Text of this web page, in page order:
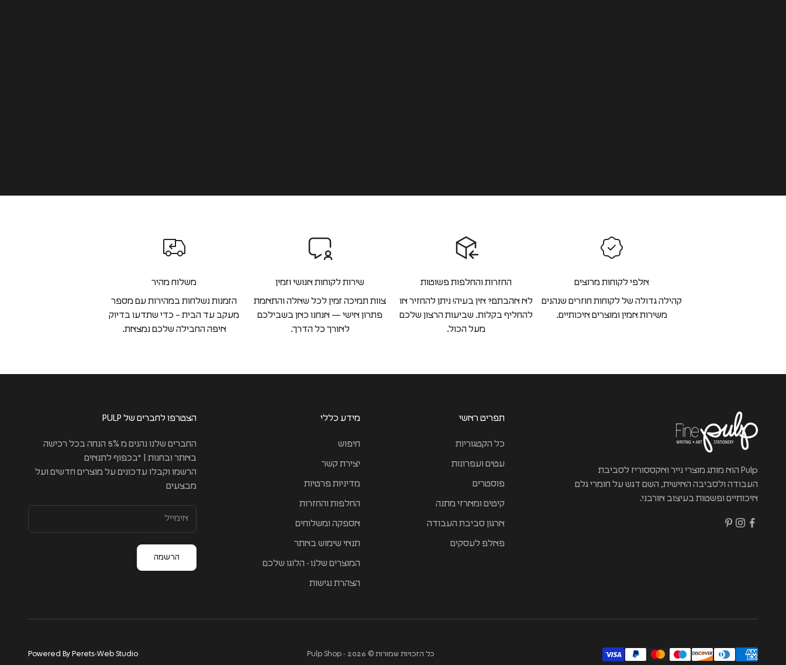
אלפי לקוחות מרוצים
קהילה גדולה של לקוחות חוזרים שנהנים
משירות אמין ומוצרים איכותיים.
החזרות והחלפות פשוטות
לא אהבתם? אין בעיה! ניתן להחזיר או
להחליף בקלות. שביעות הרצון שלכם
מעל הכול.
שירות לקוחות אנושי וזמין
צוות תמיכה זמין לכל שאלה והתאמת
פתרון אישי — אנחנו כאן בשבילכם
לאורך כל הדרך.
משלוח מהיר
הזמנות נשלחות במהירות עם מספר
מעקב עד הבית – כדי שתדעו בדיוק
איפה החבילה שלכם נמצאת.
Pulp הוא מותג מוצרי נייר ואקססוריז לסביבת
העבודה ולסביבה האישית, השם דגש על חומרי גלם
איכותיים ופשטות בעיצוב אורבני.
תפריט ראשי
כל הקטגוריות
עטים ועפרונות
פוסטרים
קיטים ומארזי מתנה
ארגון סביבת העבודה
פאלפ לעסקים
מידע כללי
חיפוש
יצירת קשר
מדיניות פרטיות
החלפות והחזרות
אספקה ומשלוחים
תנאי שימוש באתר
המוצרים שלנו - הלוגו שלכם
הצהרת נגישות
הצטרפו לחברים של PULP
החברים שלנו נהנים מ 5% הנחה בכל רכישה
באתר ובחנות | *בכפוף לתנאים
הרשמו וקבלו עדכונים על מוצרים חדשים ועל
מבצעים
הרשמה
כל הזכויות שמורות © 2026 - Pulp Shop Powered By Perets-Web Studio